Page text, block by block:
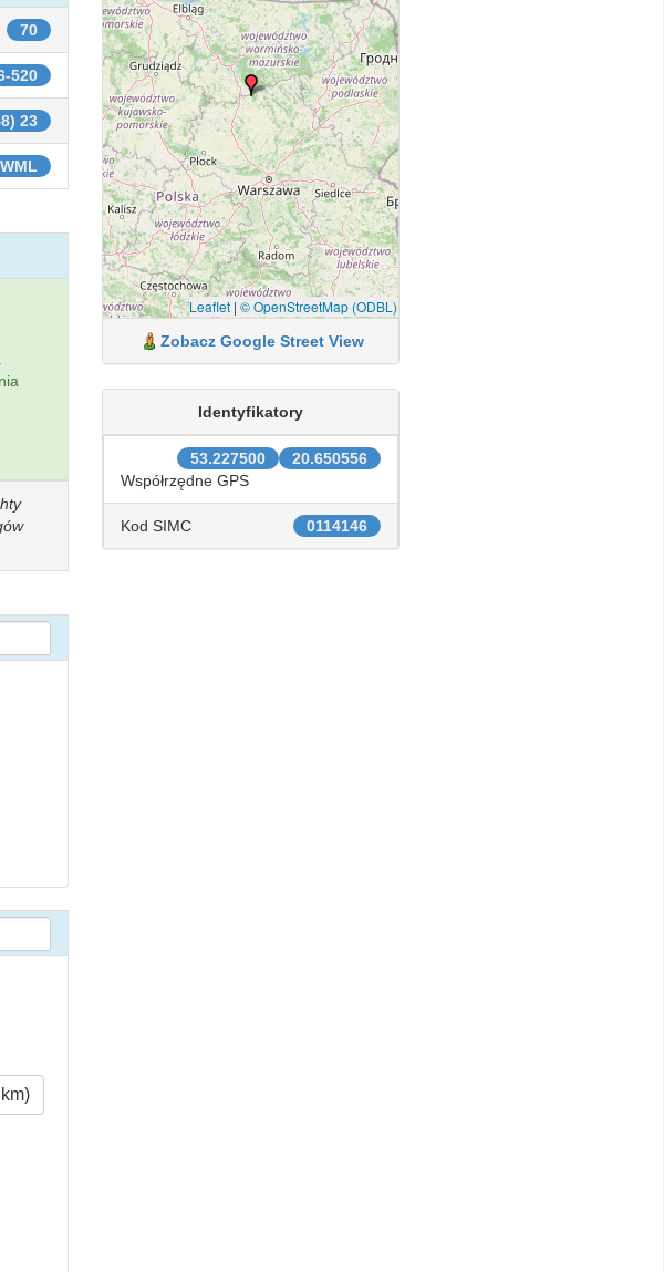
70
520
23
WML
Leaflet| © OpenStreetMap (ODBL)
Zobacz Google Street View
Identyfikatory
20.650556
53.227500
Współrzędne GPS
0114146
Kod SIMC